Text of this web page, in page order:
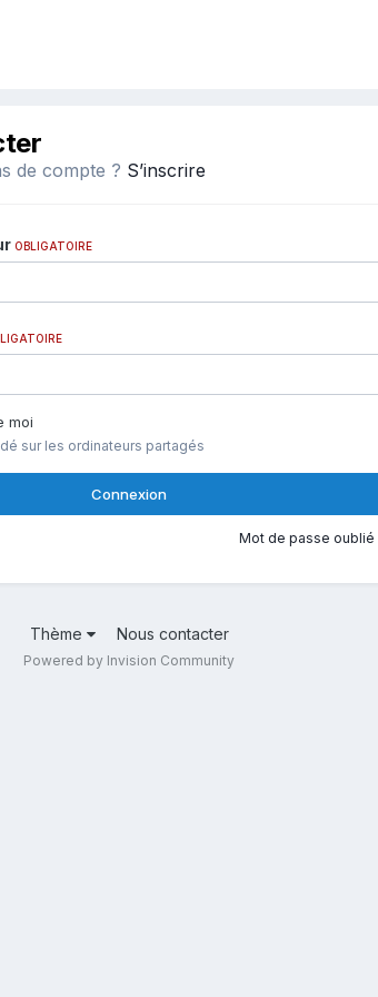
de compte ? S’inscrire
OBLIGATOIRE
moi
sur les ordinateurs partagés
Connexion
Mot de passe oublié
Thème Nous contacter
Powered by Invision Community